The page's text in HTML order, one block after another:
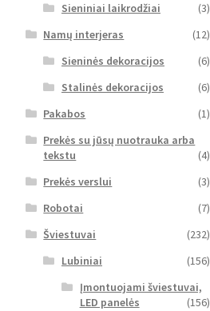
Sieniniai laikrodžiai
(3)
Namų interjeras
(12)
Sieninės dekoracijos
(6)
Stalinės dekoracijos
(6)
Pakabos
(1)
Prekės su jūsų nuotrauka arba
tekstu
(4)
Prekės verslui
(3)
Robotai
(7)
Šviestuvai
(232)
Lubiniai
(156)
Įmontuojami šviestuvai,
LED panelės
(156)